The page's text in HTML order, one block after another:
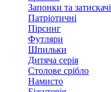
Запонки та затискачі
Патріотичні
Пірсинг
Футляри
Шпильки
Дитяча серія
Столове срібло
Намисто